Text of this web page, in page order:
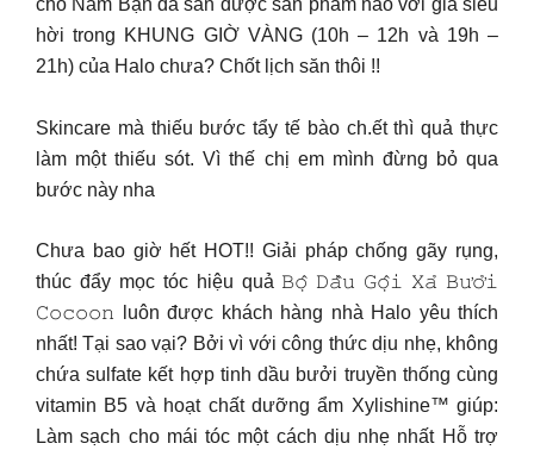
cho Nam Bạn đã săn được sản phẩm nào với giá siêu
hời trong KHUNG GIỜ VÀNG (10h – 12h và 19h –
21h) của Halo chưa? Chốt lịch săn thôi !!
Skincare mà thiếu bước tẩy tế bào ch.ết thì quả thực
làm một thiếu sót. Vì thế chị em mình đừng bỏ qua
bước này nha
Chưa bao giờ hết HOT!! Giải pháp chống gãy rụng,
thúc đẩy mọc tóc hiệu quả 𝙱𝚘̣̂ 𝙳𝚊̂̀𝚞 𝙶𝚘̣̂𝚒 𝚇𝚊̉ 𝙱𝚞̛𝚘̛̉𝚒
𝙲𝚘𝚌𝚘𝚘𝚗 luôn được khách hàng nhà Halo yêu thích
nhất! Tại sao vại? Bởi vì với công thức dịu nhẹ, không
chứa sulfate kết hợp tinh dầu bưởi truyền thống cùng
vitamin B5 và hoạt chất dưỡng ẩm Xylishine™ giúp:
Làm sạch cho mái tóc một cách dịu nhẹ nhất Hỗ trợ